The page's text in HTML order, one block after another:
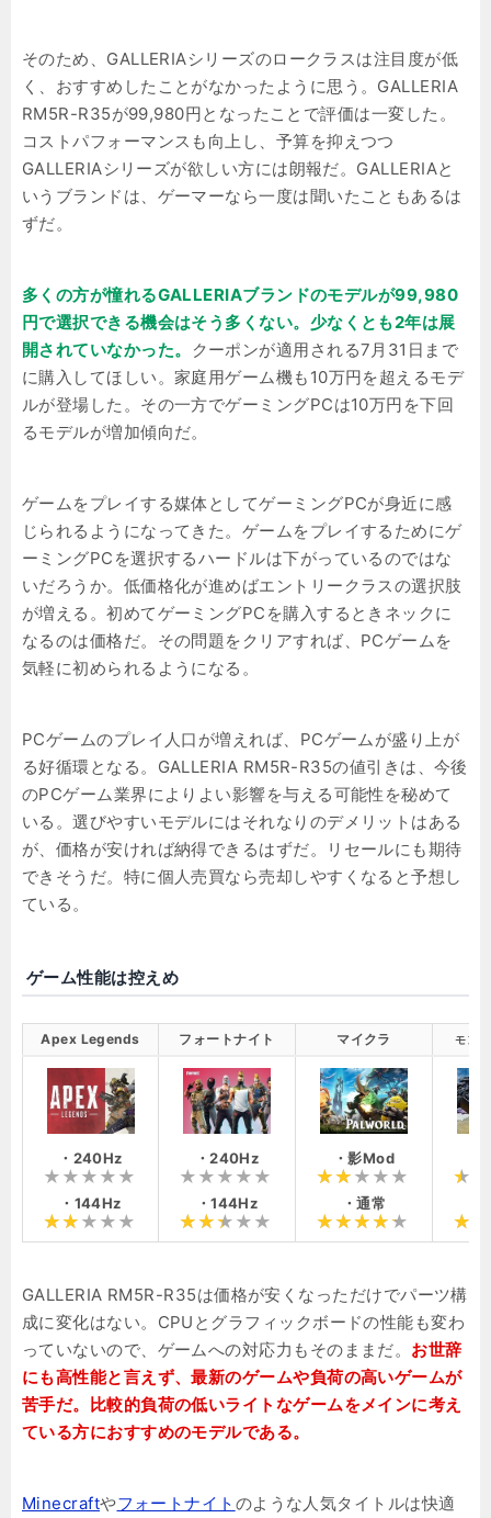
そのため、GALLERIAシリーズのロークラスは注目度が低
く、おすすめしたことがなかったように思う。GALLERIA
RM5R-R35が99,980円となったことで評価は一変した。
コストパフォーマンスも向上し、予算を抑えつつ
GALLERIAシリーズが欲しい方には朗報だ。GALLERIAと
いうブランドは、ゲーマーなら一度は聞いたこともあるは
ずだ。
多くの方が憧れるGALLERIAブランドのモデルが99,980
円で選択できる機会はそう多くない。少なくとも2年は展
開されていなかった。
クーポンが適用される7月31日まで
に購入してほしい。家庭用ゲーム機も10万円を超えるモデ
ルが登場した。その一方でゲーミングPCは10万円を下回
るモデルが増加傾向だ。
ゲームをプレイする媒体としてゲーミングPCが身近に感
じられるようになってきた。ゲームをプレイするためにゲ
ーミングPCを選択するハードルは下がっているのではな
いだろうか。低価格化が進めばエントリークラスの選択肢
が増える。初めてゲーミングPCを購入するときネックに
なるのは価格だ。その問題をクリアすれば、PCゲームを
気軽に初められるようになる。
PCゲームのプレイ人口が増えれば、PCゲームが盛り上が
る好循環となる。GALLERIA RM5R-R35の値引きは、今後
のPCゲーム業界によりよい影響を与える可能性を秘めて
いる。選びやすいモデルにはそれなりのデメリットはある
が、価格が安ければ納得できるはずだ。リセールにも期待
できそうだ。特に個人売買なら売却しやすくなると予想し
ている。
ゲーム性能は控えめ
Apex Legends フォートナイト マイクラ モン
・240Hz
・144Hz
・240Hz
・144Hz
・影Mod
・通常
GALLERIA RM5R-R35は価格が安くなっただけでパーツ構
成に変化はない。CPUとグラフィックボードの性能も変わ
っていないので、ゲームへの対応力もそのままだ。 お世辞
にも高性能と言えず、最新のゲームや負荷の高いゲームが
苦手だ。比較的負荷の低いライトなゲームをメインに考え
ている方におすすめのモデルである。
Minecraftやフォートナイト のような人気タイトルは快適